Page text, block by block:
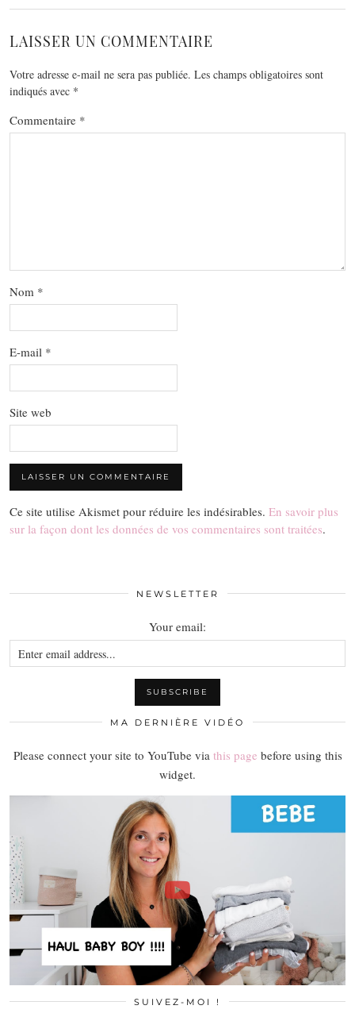
LAISSER UN COMMENTAIRE
Votre adresse e-mail ne sera pas publiée. Les champs obligatoires sont
indiqués avec *
Commentaire *
Nom *
E-mail *
Site web
Ce site utilise Akismet pour réduire les indésirables. En savoir plus
sur la façon dont les données de vos commentaires sont traitées.
NEWSLETTER
Your email:
MA DERNIÈRE VIDÉO
Please connect your site to YouTube via this page before using this
widget.
SUIVEZ-MOI !